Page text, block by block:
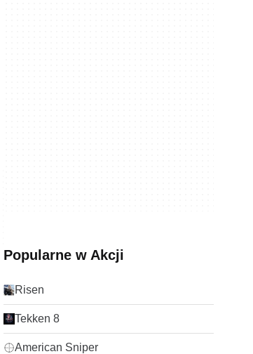
Popularne w Akcji
Risen
Tekken 8
American Sniper